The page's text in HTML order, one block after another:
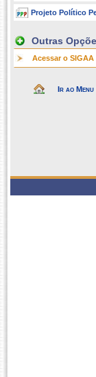
Projeto Político
Outras
Acessar o SIGAA
Ir ao Menu